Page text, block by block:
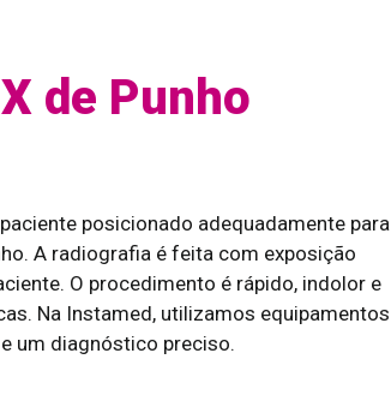
de Punho
posicionado adequadamente para
A radiografia é feita com exposição
O procedimento é rápido, indolor e
Na Instamed, utilizamos equipamentos
um diagnóstico preciso.